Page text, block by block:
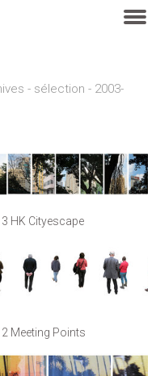
- sélection - 2003-
HK Cityescape
Meeting Points